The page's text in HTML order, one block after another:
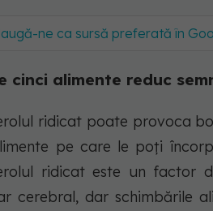
ne ca sursă preferată în
cinci alimente reduc
ridicat poate provoca
pe care le poți
ridicat este un factor
cerebral, dar schimbările